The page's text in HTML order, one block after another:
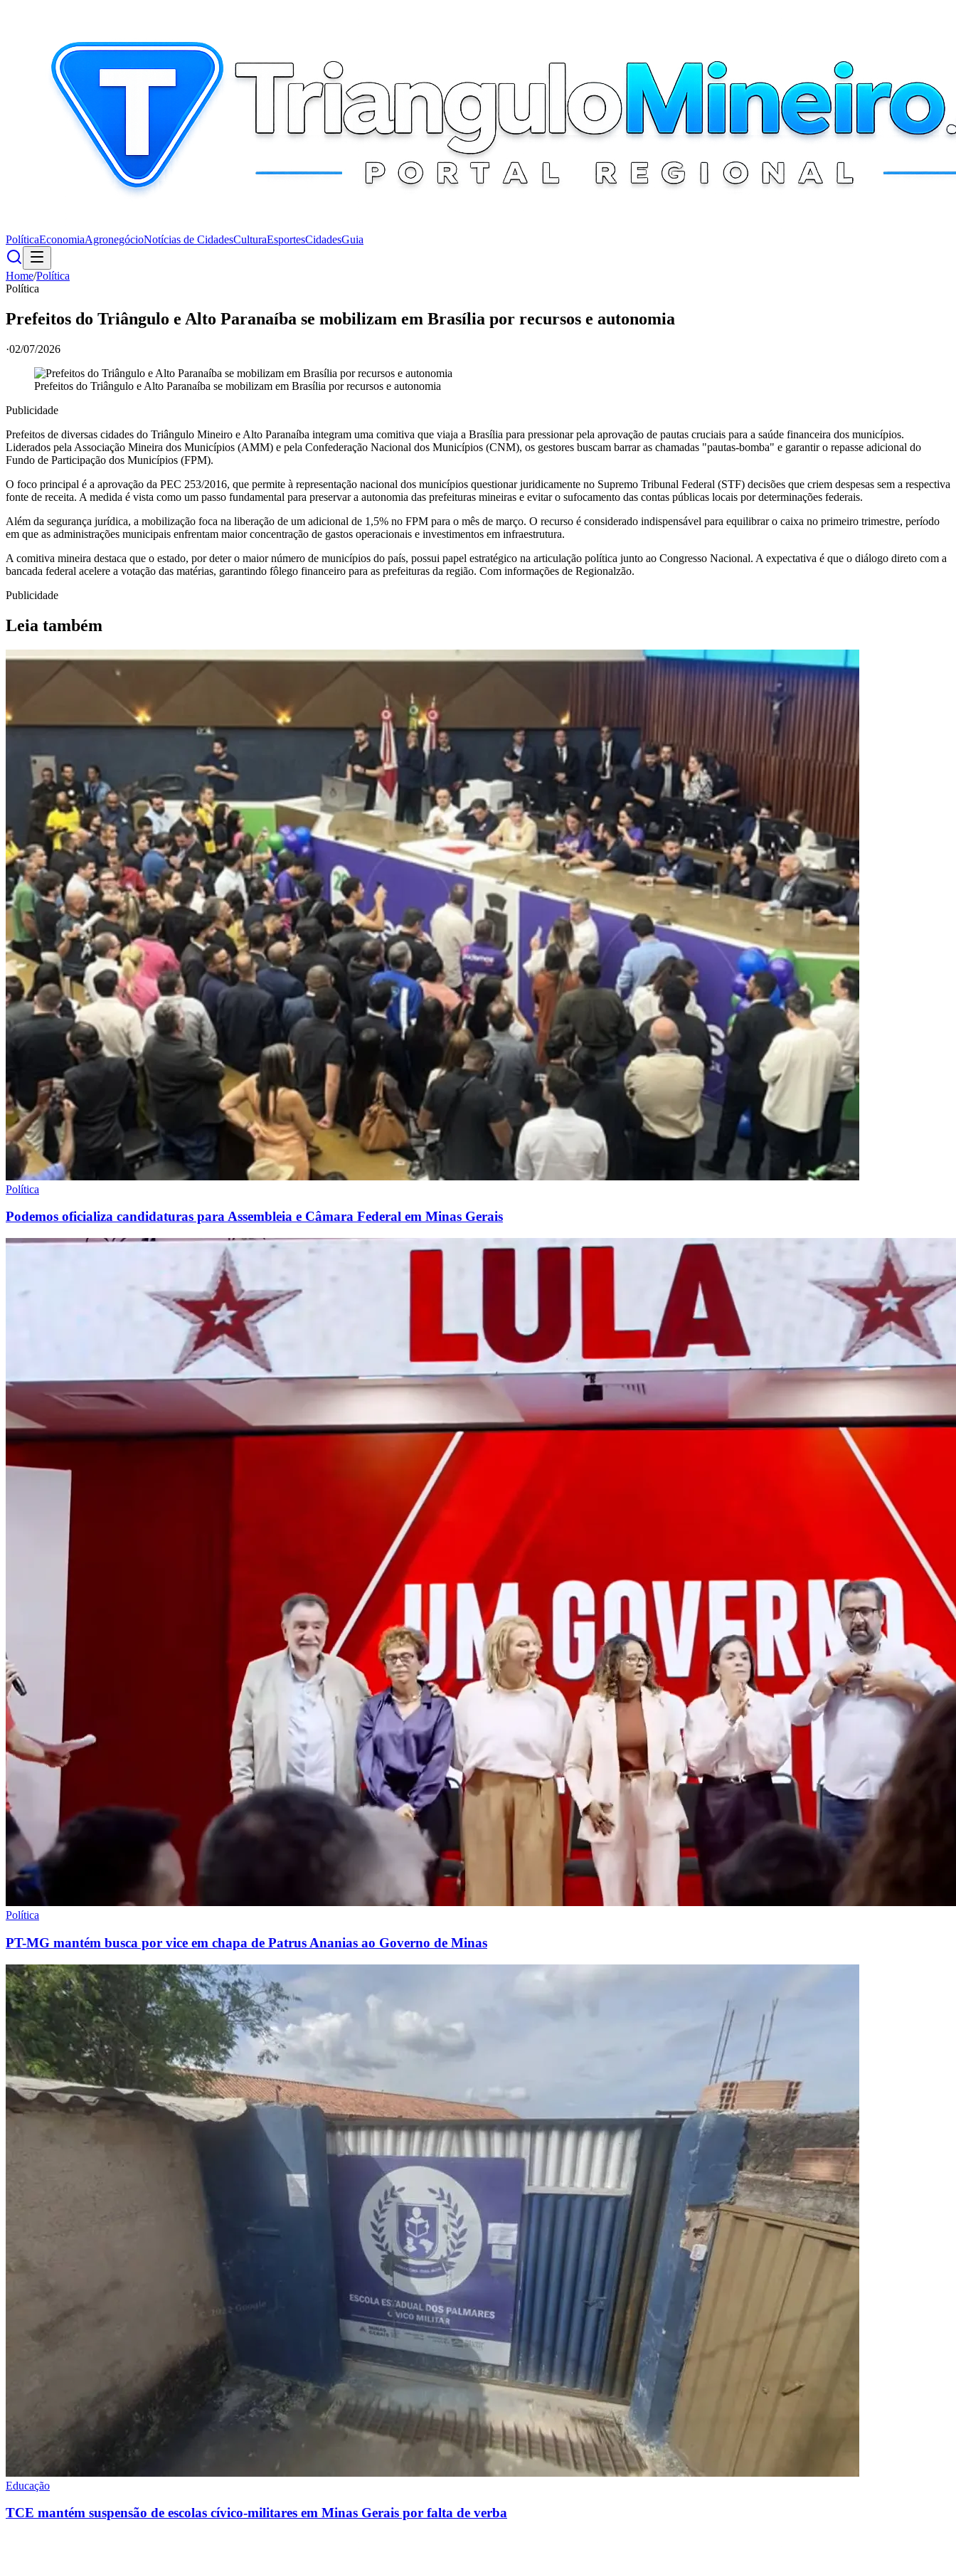
PolíticaEconomiaAgronegócioNotícias de CidadesCulturaEsportesCidadesGuia
Home/Política
Política
Prefeitos do Triângulo e Alto Paranaíba se mobilizam em Brasília por recursos e autonomia
·02/07/2026
Prefeitos do Triângulo e Alto Paranaíba se mobilizam em Brasília por recursos e autonomia
Publicidade
Prefeitos de diversas cidades do Triângulo Mineiro e Alto Paranaíba integram uma comitiva que viaja a Brasília para pressionar pela aprovação de pautas cruciais para a saúde financeira dos municípios.
Liderados pela Associação Mineira dos Municípios (AMM) e pela Confederação Nacional dos Municípios (CNM), os gestores buscam barrar as chamadas "pautas-bomba" e garantir o repasse adicional do
Fundo de Participação dos Municípios (FPM).
O foco principal é a aprovação da PEC 253/2016, que permite à representação nacional dos municípios questionar juridicamente no Supremo Tribunal Federal (STF) decisões que criem despesas sem a respectiva
fonte de receita. A medida é vista como um passo fundamental para preservar a autonomia das prefeituras mineiras e evitar o sufocamento das contas públicas locais por determinações federais.
Além da segurança jurídica, a mobilização foca na liberação de um adicional de 1,5% no FPM para o mês de março. O recurso é considerado indispensável para equilibrar o caixa no primeiro trimestre, período
em que as administrações municipais enfrentam maior concentração de gastos operacionais e investimentos em infraestrutura.
A comitiva mineira destaca que o estado, por deter o maior número de municípios do país, possui papel estratégico na articulação política junto ao Congresso Nacional. A expectativa é que o diálogo direto com a
bancada federal acelere a votação das matérias, garantindo fôlego financeiro para as prefeituras da região. Com informações de Regionalzão.
Publicidade
Leia também
Política
Podemos oficializa candidaturas para Assembleia e Câmara Federal em Minas Gerais
Política
PT-MG mantém busca por vice em chapa de Patrus Ananias ao Governo de Minas
Educação
TCE mantém suspensão de escolas cívico-militares em Minas Gerais por falta de verba